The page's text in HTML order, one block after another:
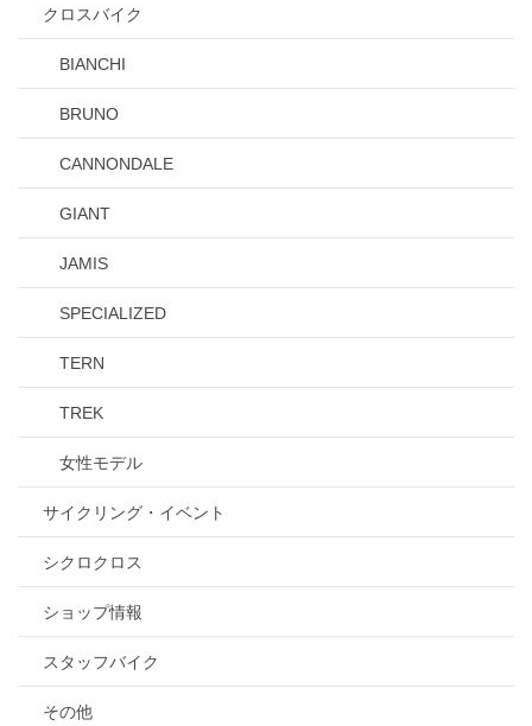
クロスバイク
BIANCHI
BRUNO
CANNONDALE
GIANT
JAMIS
SPECIALIZED
TERN
TREK
女性モデル
サイクリング・イベント
シクロクロス
ショップ情報
スタッフバイク
その他